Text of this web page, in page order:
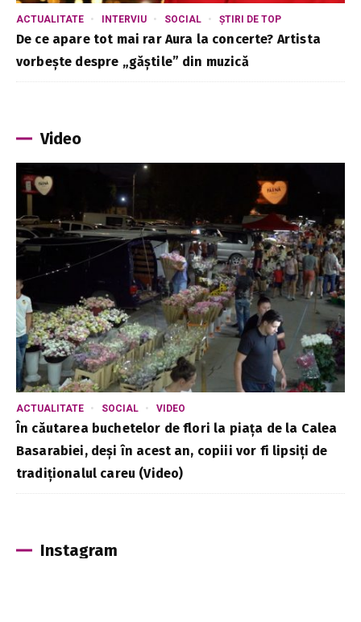
ACTUALITATE INTERVIU SOCIAL ȘTIRI DE TOP
De ce apare tot mai rar Aura la concerte? Artista
vorbește despre „găștile” din muzică
Video
ACTUALITATE SOCIAL VIDEO
În căutarea buchetelor de flori la piața de la Calea
Basarabiei, deși în acest an, copiii vor fi lipsiți de
tradiționalul careu (Video)
Instagram